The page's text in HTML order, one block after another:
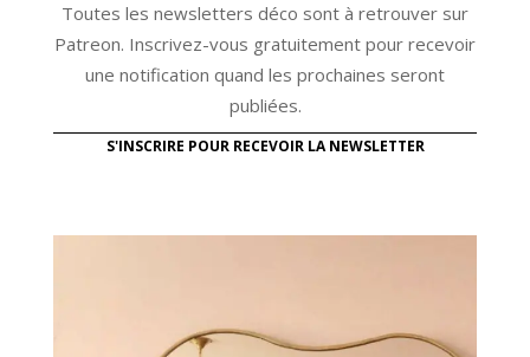
Toutes les newsletters déco sont à retrouver sur
Patreon. Inscrivez-vous gratuitement pour recevoir
une notification quand les prochaines seront
publiées.
S'INSCRIRE POUR RECEVOIR LA NEWSLETTER